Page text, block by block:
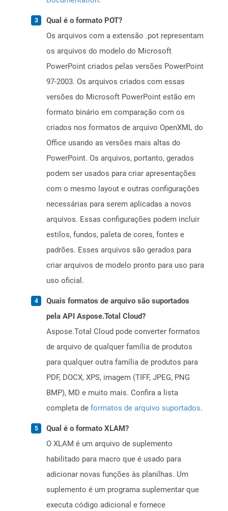
Qual é o formato POT?
Os arquivos com a extensão .pot representam
os arquivos do modelo do Microsoft
PowerPoint criados pelas versões PowerPoint
97-2003. Os arquivos criados com essas
versões do Microsoft PowerPoint estão em
formato binário em comparação com os
criados nos formatos de arquivo OpenXML do
Office usando as versões mais altas do
PowerPoint. Os arquivos, portanto, gerados
podem ser usados ​​para criar apresentações
com o mesmo layout e outras configurações
necessárias para serem aplicadas a novos
arquivos. Essas configurações podem incluir
estilos, fundos, paleta de cores, fontes e
padrões. Esses arquivos são gerados para
criar arquivos de modelo pronto para uso para
uso oficial.
Quais formatos de arquivo são suportados
pela API Aspose.Total Cloud?
Aspose.Total Cloud pode converter formatos
de arquivo de qualquer família de produtos
para qualquer outra família de produtos para
PDF, DOCX, XPS, imagem (TIFF, JPEG, PNG
BMP), MD e muito mais. Confira a lista
completa de formatos de arquivo suportados.
Qual é o formato XLAM?
O XLAM é um arquivo de suplemento
habilitado para macro que é usado para
adicionar novas funções às planilhas. Um
suplemento é um programa suplementar que
executa código adicional e fornece